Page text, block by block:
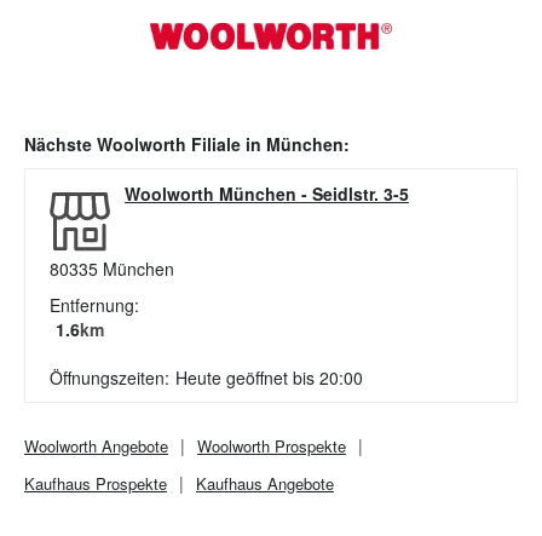
Nächste Woolworth Filiale in München:
Woolworth München - Seidlstr. 3-5
80335 München
Entfernung:
1.6km
Öffnungszeiten: Heute geöffnet bis 20:00
Woolworth Angebote Woolworth Prospekte
Kaufhaus Prospekte Kaufhaus Angebote